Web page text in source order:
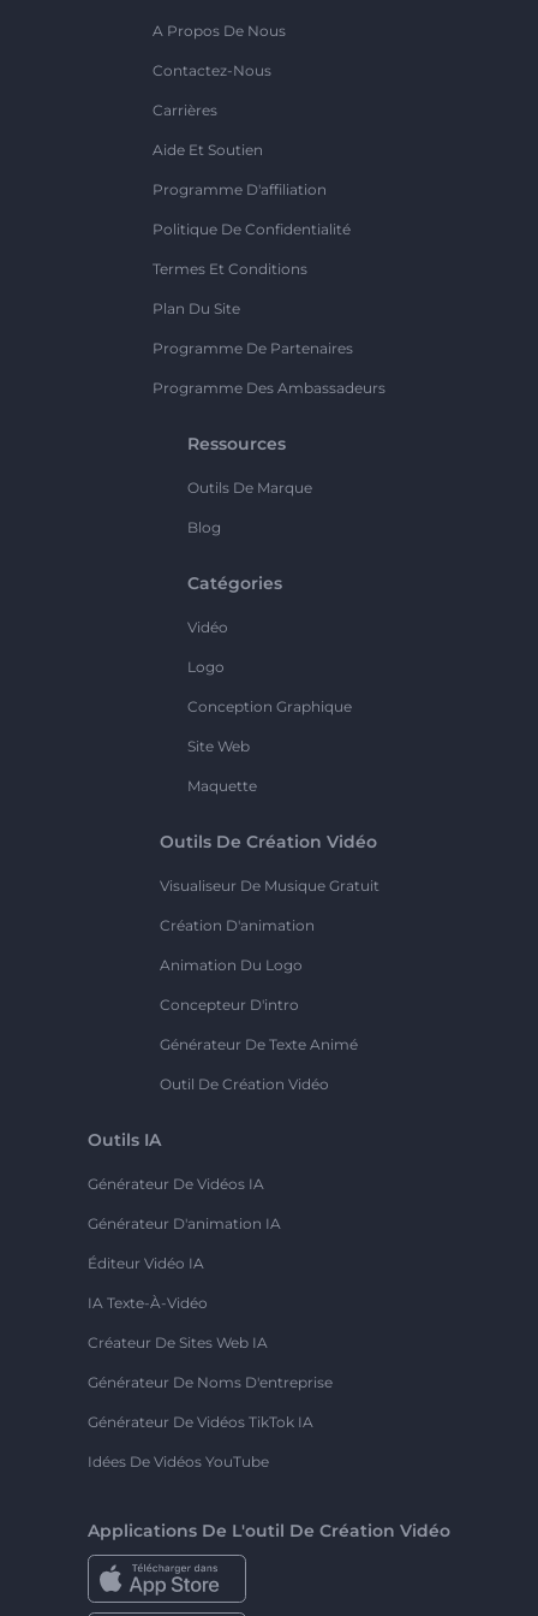
A Propos De Nous
Contactez-Nous
Carrières
Aide Et Soutien
Programme D'affiliation
Politique De Confidentialité
Termes Et Conditions
Plan Du Site
Programme De Partenaires
Programme Des Ambassadeurs
Ressources
Outils De Marque
Blog
Catégories
Vidéo
Logo
Conception Graphique
Site Web
Maquette
Outils De Création Vidéo
Visualiseur De Musique Gratuit
Création D'animation
Animation Du Logo
Concepteur D'intro
Générateur De Texte Animé
Outil De Création Vidéo
Outils IA
Générateur De Vidéos IA
Générateur D'animation IA
Éditeur Vidéo IA
IA Texte-À-Vidéo
Créateur De Sites Web IA
Générateur De Noms D'entreprise
Générateur De Vidéos TikTok IA
Idées De Vidéos YouTube
Applications De L'outil De Création Vidéo